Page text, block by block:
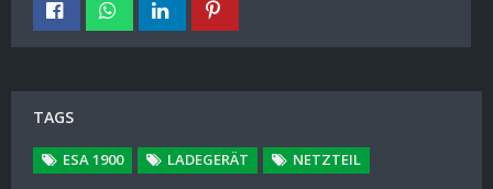
TAGS
ESA 1900 LADEGERÄT NETZTEIL